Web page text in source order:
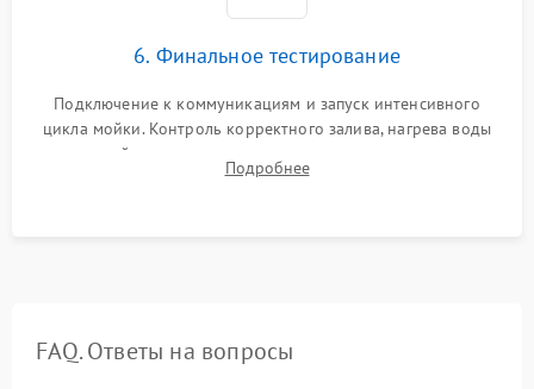
6. Финальное тестирование
Подключение к коммуникациям и запуск интенсивного
цикла мойки. Контроль корректного залива, нагрева воды
до нужной температуры, отсутствия посторонних шумов,
штатного слива и абсолютной сухости в поддоне.
Подробнее
FAQ. Ответы на вопросы